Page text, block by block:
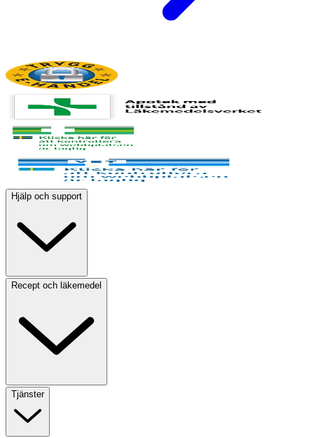
Hjälp och support
Recept och läkemedel
Tjänster